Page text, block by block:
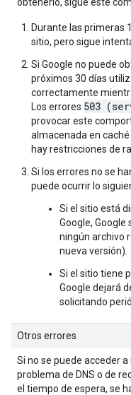
Durante las primeras
sitio, pero sigue
Si Google no puede
próximos 30 días
correctamente
Los errores 503
provocar este
almacenada en
hay restricciones de
Si los errores no se
puede ocurrir lo
Si el sitio está
Google,
ningún archivo
nueva versión).
Si el sitio tiene
Google dejará
solicitando
Otros errores
Si no se puede acceder
problema de DNS o de
el tiempo de espera, se